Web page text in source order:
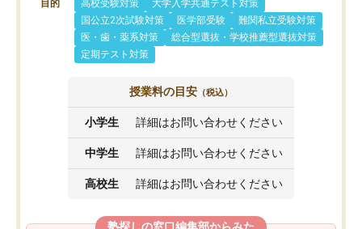
目的 高校受験対策
大学入学共通テスト対策
国公立2次試験対策
医学部受験
難関私立受験対策
医・歯・薬系対策
総合型選抜・学校推薦型選抜対策
定期テスト対策
授業料の目安 （税込）
小学生 詳細はお問い合わせください
中学生 詳細はお問い合わせください
高校生 詳細はお問い合わせください
塾探しの窓口編集部からみた